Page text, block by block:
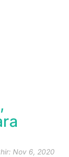
Nov 6, 2020